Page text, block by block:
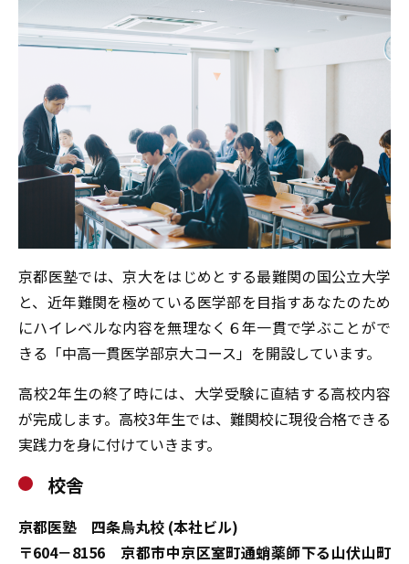
京都医塾では、京大をはじめとする最難関の国公立大学
と、近年難関を極めている医学部を目指すあなたのため
にハイレベルな内容を無理なく６年一貫で学ぶことがで
きる「中高一貫医学部京大コース」を開設しています。
高校2年生の終了時には、大学受験に直結する高校内容
が完成します。高校3年生では、難関校に現役合格できる
実践力を身に付けていきます。
校舎
京都医塾 四条烏丸校 (本社ビル)
〒604－8156 京都市中京区室町通蛸薬師下る山伏山町